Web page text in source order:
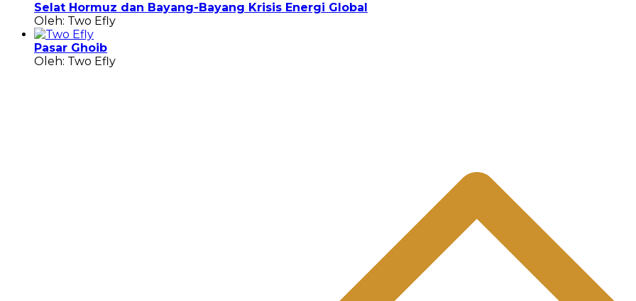
Selat Hormuz dan Bayang-Bayang Krisis Energi Global
Oleh: Two Efly
Pasar Ghoib
Oleh: Two Efly